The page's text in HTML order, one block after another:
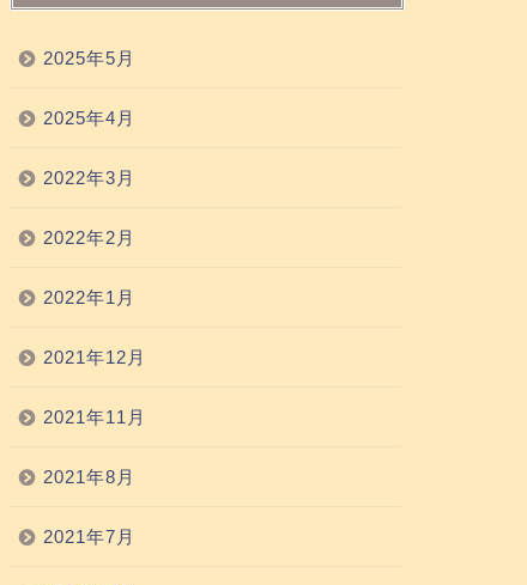
2025年5月
2025年4月
2022年3月
2022年2月
2022年1月
2021年12月
2021年11月
2021年8月
2021年7月